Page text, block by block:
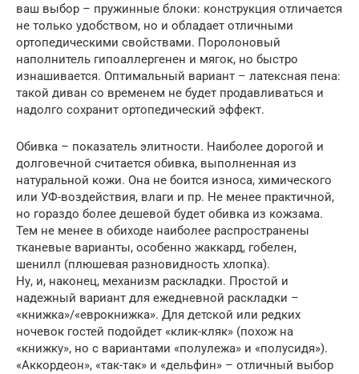
ваш выбор – пружинные блоки: конструкция отличается
не только удобством, но и обладает отличными
ортопедическими свойствами. Поролоновый
наполнитель гипоаллергенен и мягок, но быстро
изнашивается. Оптимальный вариант – латексная пена:
такой диван со временем не будет продавливаться и
надолго сохранит ортопедический эффект.
Обивка – показатель элитности. Наиболее дорогой и
долговечной считается обивка, выполненная из
натуральной кожи. Она не боится износа, химического
или УФ-воздействия, влаги и пр. Не менее практичной,
но гораздо более дешевой будет обивка из кожзама.
Тем не менее в обиходе наиболее распространены
тканевые варианты, особенно жаккард, гобелен,
шенилл (плюшевая разновидность хлопка).
Ну, и, наконец, механизм раскладки. Простой и
надежный вариант для ежедневной раскладки –
«книжка»/«еврокнижка». Для детской или редких
ночевок гостей подойдет «клик-кляк» (похож на
«книжку», но с вариантами «полулежа» и «полусидя»).
«Аккордеон», «так-так» и «дельфин» – отличный выбор